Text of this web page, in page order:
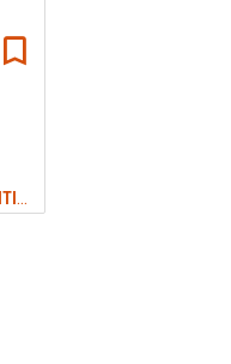
TREKKING SICILIA: SENTIERI, CAMMINI E ITINERARI